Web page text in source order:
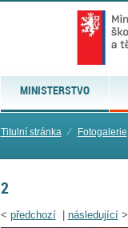
MINISTERSTVO
Titulní stránka ⁄ Fotogalerie
2
< předchozí| následující>